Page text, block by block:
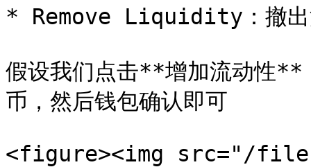
* Remove Liquidity：撤出
假设我们点击**增加流动性**
币，然后钱包确认即可
<figure><img src="/